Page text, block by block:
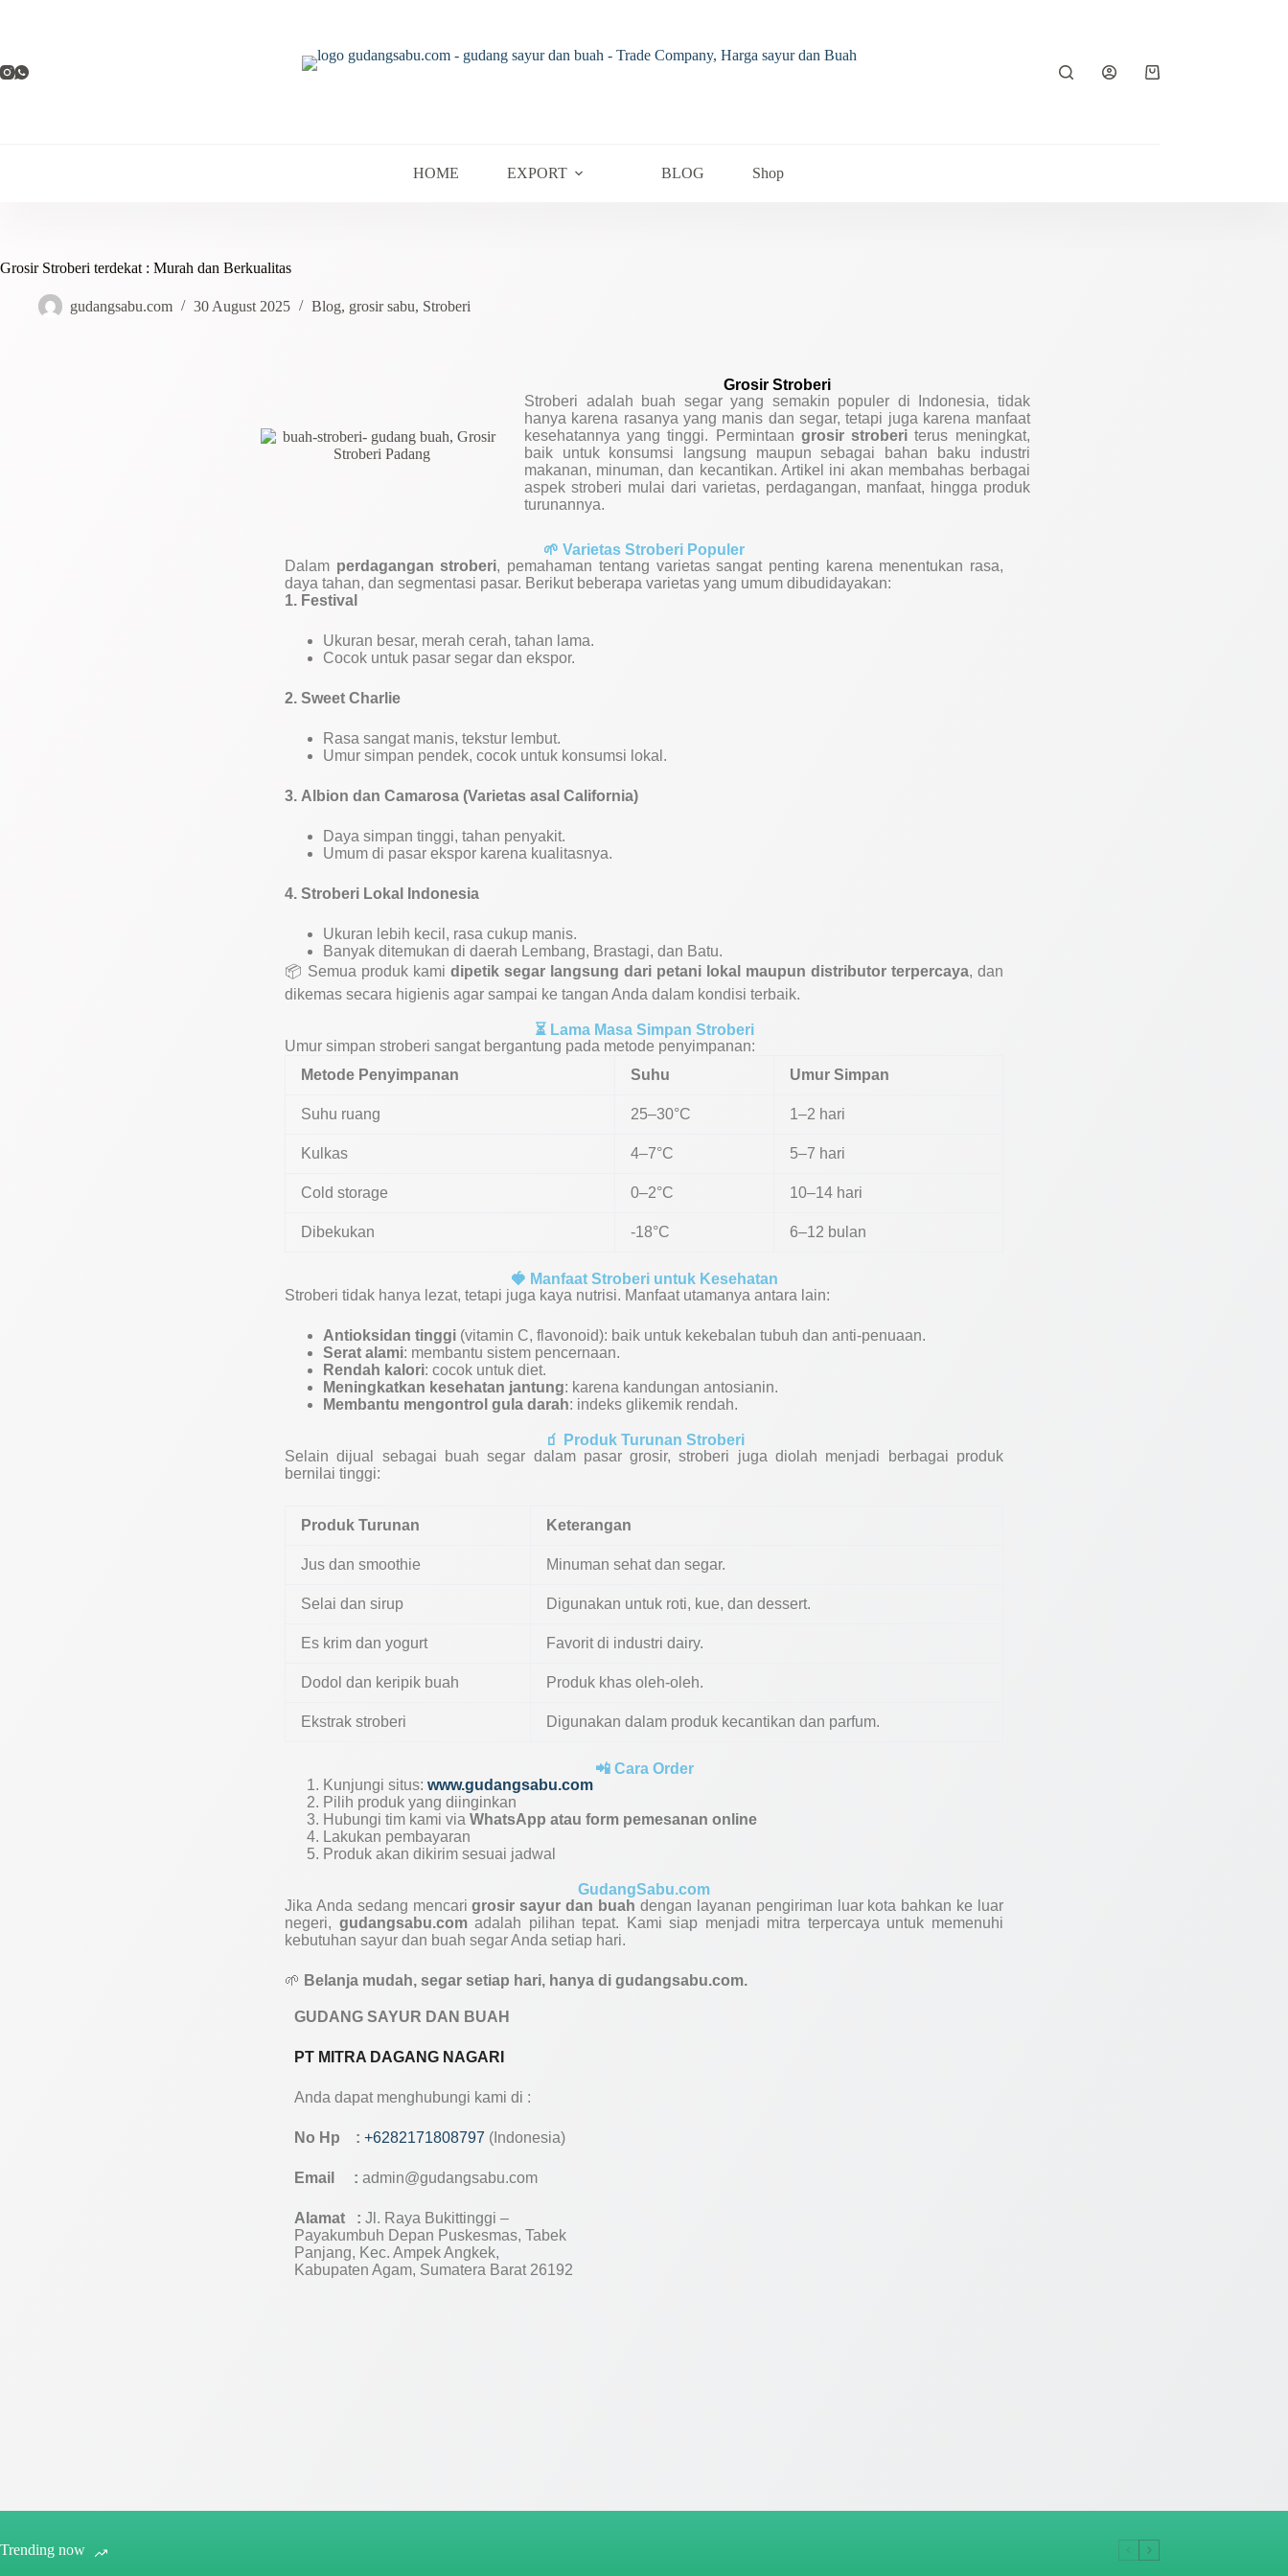
HOME EXPORT BLOG Shop
Grosir Stroberi terdekat : Murah dan Berkualitas
gudangsabu.com 30 August 2025 Blog, grosir sabu, Stroberi
Grosir Stroberi
Stroberi adalah buah segar yang semakin populer di Indonesia, tidak
hanya karena rasanya yang manis dan segar, tetapi juga karena manfaat
kesehatannya yang tinggi. Permintaan grosir stroberi terus meningkat,
baik untuk konsumsi langsung maupun sebagai bahan baku industri
makanan, minuman, dan kecantikan. Artikel ini akan membahas berbagai
aspek stroberi mulai dari varietas, perdagangan, manfaat, hingga produk
turunannya.
🌱 Varietas Stroberi Populer
Dalam perdagangan stroberi, pemahaman tentang varietas sangat penting karena menentukan rasa,
daya tahan, dan segmentasi pasar. Berikut beberapa varietas yang umum dibudidayakan:
1. Festival
Ukuran besar, merah cerah, tahan lama.
Cocok untuk pasar segar dan ekspor.
2. Sweet Charlie
Rasa sangat manis, tekstur lembut.
Umur simpan pendek, cocok untuk konsumsi lokal.
3. Albion dan Camarosa (Varietas asal California)
Daya simpan tinggi, tahan penyakit.
Umum di pasar ekspor karena kualitasnya.
4. Stroberi Lokal Indonesia
Ukuran lebih kecil, rasa cukup manis.
Banyak ditemukan di daerah Lembang, Brastagi, dan Batu.
📦 Semua produk kami dipetik segar langsung dari petani lokal maupun distributor terpercaya, dan
dikemas secara higienis agar sampai ke tangan Anda dalam kondisi terbaik.
⏳ Lama Masa Simpan Stroberi
Umur simpan stroberi sangat bergantung pada metode penyimpanan:
Metode Penyimpanan
Suhu Umur Simpan
Suhu ruang 25–30°C 1–2 hari
Kulkas 4–7°C 5–7 hari
Cold storage 0–2°C 10–14 hari
Dibekukan -18°C 6–12 bulan
🍓 Manfaat Stroberi untuk Kesehatan
Stroberi tidak hanya lezat, tetapi juga kaya nutrisi. Manfaat utamanya antara lain:
Antioksidan tinggi (vitamin C, flavonoid): baik untuk kekebalan tubuh dan anti-penuaan.
Serat alami: membantu sistem pencernaan.
Rendah kalori: cocok untuk diet.
Meningkatkan kesehatan jantung: karena kandungan antosianin.
Membantu mengontrol gula darah: indeks glikemik rendah.
🧃 Produk Turunan Stroberi
Selain dijual sebagai buah segar dalam pasar grosir, stroberi juga diolah menjadi berbagai produk
bernilai tinggi:
Produk Turunan Keterangan
Jus dan smoothie Minuman sehat dan segar.
Selai dan sirup Digunakan untuk roti, kue, dan dessert.
Es krim dan yogurt Favorit di industri dairy.
Dodol dan keripik buah Produk khas oleh-oleh.
Ekstrak stroberi Digunakan dalam produk kecantikan dan parfum.
📲 Cara Order
Kunjungi situs: www.gudangsabu.com
Pilih produk yang diinginkan
Hubungi tim kami via WhatsApp atau form pemesanan online
Lakukan pembayaran
Produk akan dikirim sesuai jadwal
GudangSabu.com
Jika Anda sedang mencarigrosir sayur dan buah dengan layanan pengiriman luar kota bahkan ke luar
negeri, gudangsabu.comadalah pilihan tepat. Kami siap menjadi mitra terpercaya untuk memenuhi
kebutuhan sayur dan buah segar Anda setiap hari.
🌱 Belanja mudah, segar setiap hari, hanya di gudangsabu.com.
GUDANG SAYUR DAN BUAH
PT MITRA DAGANG NAGARI
Anda dapat menghubungi kami di :
No Hp : +6282171808797 (Indonesia)
Email : admin@gudangsabu.com
Alamat : Jl. Raya Bukittinggi –
Payakumbuh Depan Puskesmas, Tabek
Panjang, Kec. Ampek Angkek,
Kabupaten Agam, Sumatera Barat 26192
Trending now